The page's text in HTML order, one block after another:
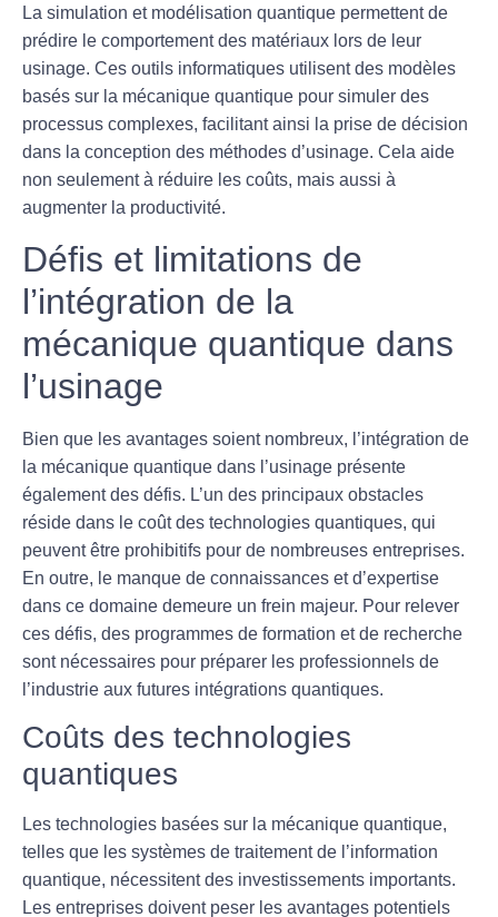
La simulation et modélisation quantique permettent de
prédire le comportement des matériaux lors de leur
usinage. Ces outils informatiques utilisent des modèles
basés sur la mécanique quantique pour simuler des
processus complexes, facilitant ainsi la prise de décision
dans la conception des méthodes d’usinage. Cela aide
non seulement à réduire les coûts, mais aussi à
augmenter la productivité.
Défis et limitations de
l’intégration de la
mécanique quantique dans
l’usinage
Bien que les avantages soient nombreux, l’intégration de
la mécanique quantique dans l’usinage présente
également des défis. L’un des principaux obstacles
réside dans le coût des technologies quantiques, qui
peuvent être prohibitifs pour de nombreuses entreprises.
En outre, le manque de connaissances et d’expertise
dans ce domaine demeure un frein majeur. Pour relever
ces défis, des programmes de formation et de recherche
sont nécessaires pour préparer les professionnels de
l’industrie aux futures intégrations quantiques.
Coûts des technologies
quantiques
Les technologies basées sur la mécanique quantique,
telles que les systèmes de traitement de l’information
quantique, nécessitent des investissements importants.
Les entreprises doivent peser les avantages potentiels